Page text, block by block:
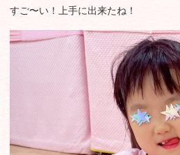
すご〜い！上手に出来たね！